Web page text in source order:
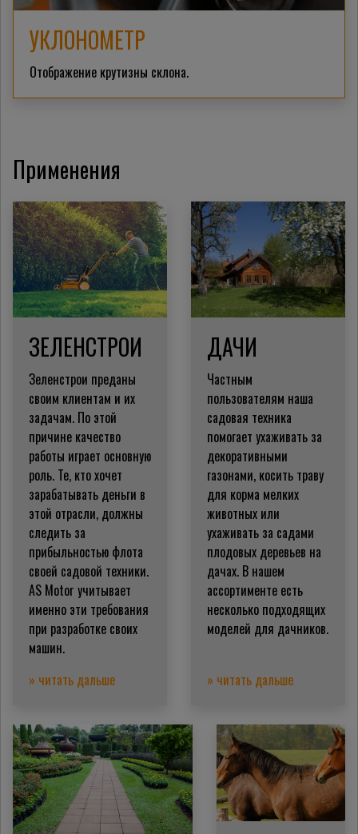
УКЛОНОМЕТР
Отображение крутизны склона.
Применения
ЗЕЛЕНСТРОИ
Зеленстрои преданы
своим клиентам и их
задачам. По этой
причине качество
работы играет основную
роль. Те, кто хочет
зарабатывать деньги в
этой отрасли, должны
следить за
прибыльностью флота
своей садовой техники.
AS Motor учитывает
именно эти требования
при разработке своих
машин.
» читать дальше
ДАЧИ
Частным
пользователям наша
садовая техника
помогает ухаживать за
декоративными
газонами, косить траву
для корма мелких
животных или
ухаживать за садами
плодовых деревьев на
дачах. В нашем
ассортименте есть
несколько подходящих
моделей для дачников.
» читать дальше